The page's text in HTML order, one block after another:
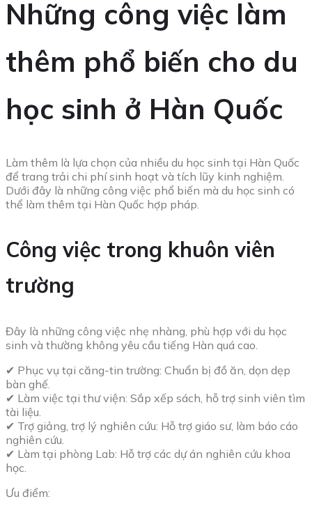
Những công việc làm
thêm phổ biến cho du
học sinh ở Hàn Quốc
Làm thêm là lựa chọn của nhiều du học sinh tại Hàn Quốc
để trang trải chi phí sinh hoạt và tích lũy kinh nghiệm.
Dưới đây là những công việc phổ biến mà du học sinh có
thể làm thêm tại Hàn Quốc hợp pháp.
Công việc trong khuôn viên
trường
Đây là những công việc nhẹ nhàng, phù hợp với du học
sinh và thường không yêu cầu tiếng Hàn quá cao.
✔ Phục vụ tại căng-tin trường: Chuẩn bị đồ ăn, dọn dẹp
bàn ghế.
✔ Làm việc tại thư viện: Sắp xếp sách, hỗ trợ sinh viên tìm
tài liệu.
✔ Trợ giảng, trợ lý nghiên cứu: Hỗ trợ giáo sư, làm báo cáo
nghiên cứu.
✔ Làm tại phòng Lab: Hỗ trợ các dự án nghiên cứu khoa
học.
Ưu điểm: